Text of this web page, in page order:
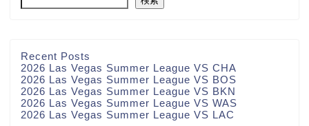
Recent Posts
2026 Las Vegas Summer League VS CHA
2026 Las Vegas Summer League VS BOS
2026 Las Vegas Summer League VS BKN
2026 Las Vegas Summer League VS WAS
2026 Las Vegas Summer League VS LAC